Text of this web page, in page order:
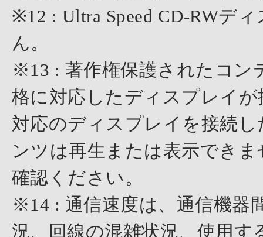
※12 : Ultra Speed CD-RWデ
ん。
※13 : 著作権保護されたコン
格に対応したディスプレイ
対応のディスプレイを接続
ンツは再生または表示でき
確認ください。
※14 : 通信速度は、通信機器
況、回線の混雑状況、使用